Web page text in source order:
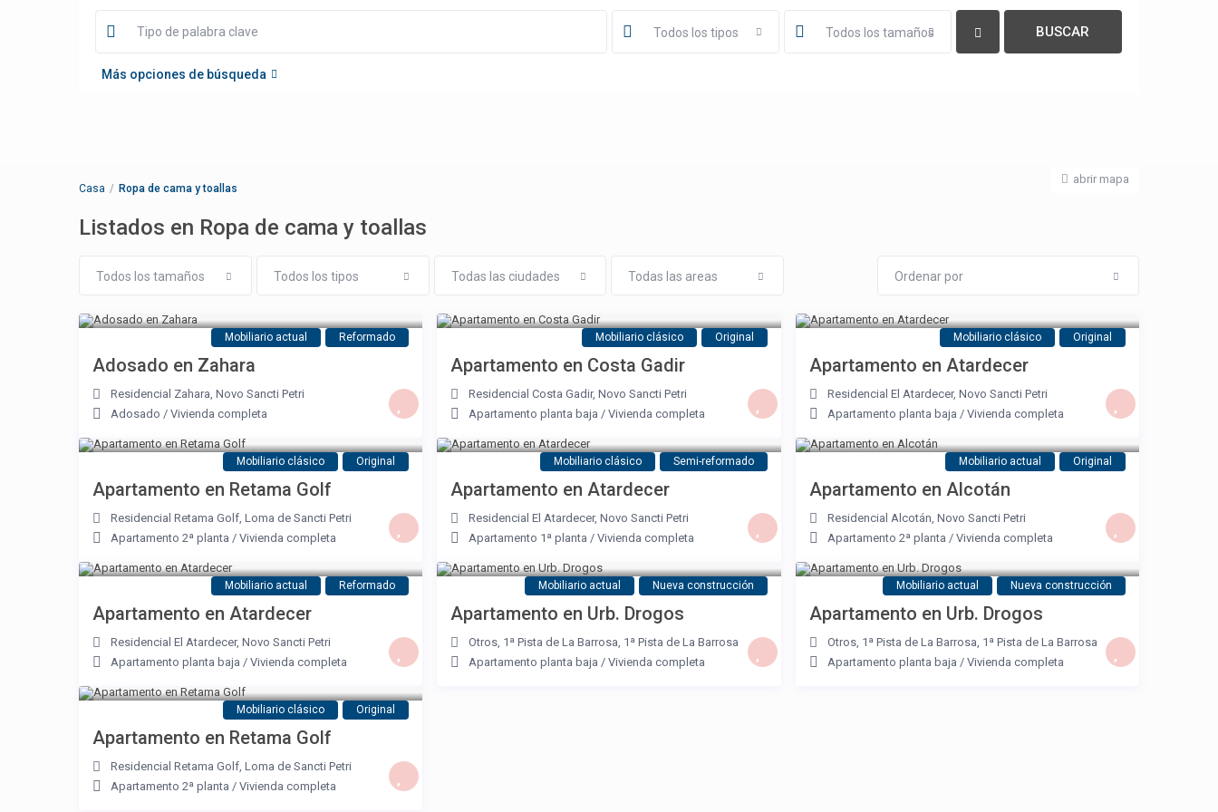
abrir mapa
Todos los tipos Todos los tamaños
Más opciones de búsqueda
Casa Ropa de cama y toallas
Listados en Ropa de cama y toallas
Todos los tamaños Todos los tipos Todas las ciudades Todas las areas Ordenar por
Mobiliario actual Reformado
Adosado en Zahara
Residencial Zahara, Novo Sancti Petri
Adosado / Vivienda completa
Mobiliario clásico Original
Apartamento en Costa Gadir
Residencial Costa Gadir,Novo Sancti Petri
Apartamento planta baja /Vivienda completa
Mobiliario clásico Original
Apartamento en Atardecer
Residencial El Atardecer, Novo Sancti Petri
Apartamento planta baja / Vivienda completa
Mobiliario clásico Original
Apartamento en Retama Golf
Residencial Retama Golf, Loma de Sancti Petri
Apartamento 2ª planta / Vivienda completa
Mobiliario clásico Semi-reformado
Apartamento en Atardecer
Residencial El Atardecer,Novo Sancti Petri
Apartamento 1ª planta /Vivienda completa
Mobiliario actual Original
Apartamento en Alcotán
Residencial Alcotán, Novo Sancti Petri
Apartamento 2ª planta / Vivienda completa
Mobiliario actual Reformado
Apartamento en Atardecer
Residencial El Atardecer, Novo Sancti Petri
Apartamento planta baja / Vivienda completa
Mobiliario actual Nueva construcción
Apartamento en Urb. Drogos
Otros, 1ª Pista de La Barrosa, 1ª Pista de La Barrosa
Apartamento planta baja /Vivienda completa
Mobiliario actual Nueva construcción
Apartamento en Urb. Drogos
Otros, 1ª Pista de La Barrosa, 1ª Pista de La Barrosa
Apartamento planta baja / Vivienda completa
Mobiliario clásico Original
Apartamento en Retama Golf
Residencial Retama Golf, Loma de Sancti Petri
Apartamento 2ª planta / Vivienda completa